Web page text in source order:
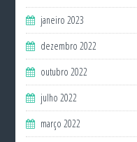
janeiro 2023
dezembro 2022
outubro 2022
julho 2022
março 2022